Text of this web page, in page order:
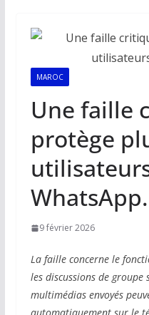
MAROC
Une faille
protège
WhatsApp.
9 février 2026
La faille concerne le
les discussions de
multimédias envoyés